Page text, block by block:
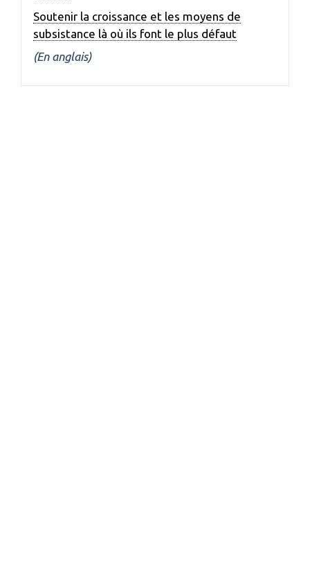
Soutenir la croissance et les moyens de
subsistance là où ils font le plus défaut
(En anglais)